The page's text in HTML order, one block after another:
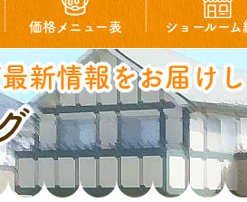
価格メニュー表 ショールーム
新情報をお届けし